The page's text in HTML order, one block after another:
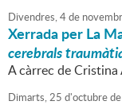
Divendres,4de
Xerrada per La
cerebrals
A càrrec de Cristina
Dimarts,25 d'octubrede